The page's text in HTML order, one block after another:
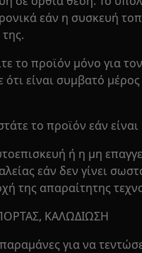
εάν η συσκευή
το προϊόν μόνο για
ότι είναι συμβατό
το προϊόν εάν
ή η μη
εάν δεν γίνει
της απαραίτητης
ΚΑΛΩΔΙΩΣΗ
για να